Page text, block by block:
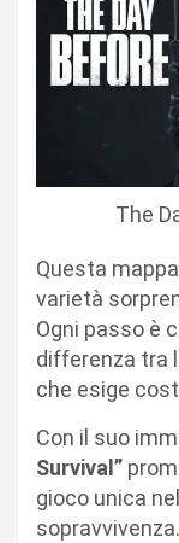
The
Questa
varietà
Ogni passo è
differenza tra
che esige
Con il suo
Survival”
gioco unica